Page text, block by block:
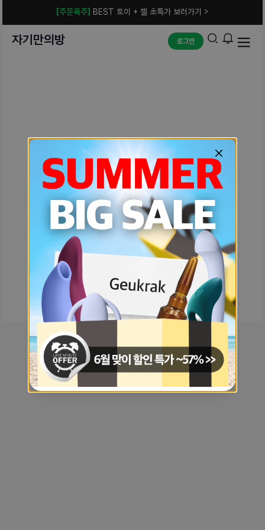
[주문폭주] BEST 토이 + 젤 초특가 보러가기 >
자기만의방 로그인
예상치 못한 에러입니다.